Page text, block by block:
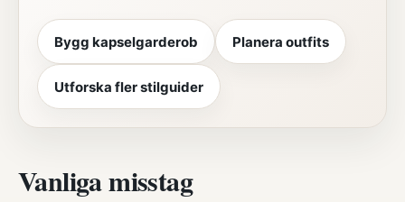
Bygg kapselgarderob Planera outfits
Utforska fler stilguider
Vanliga misstag